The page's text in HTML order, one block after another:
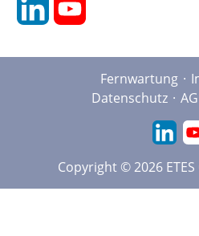
Fernwartung
Datenschutz
Copyright © 2026